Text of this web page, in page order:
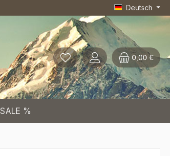
Deutsch
0,00 €
SALE %